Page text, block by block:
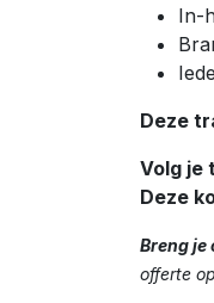
In-
Deze
Volg je
Deze
Breng je
offerte